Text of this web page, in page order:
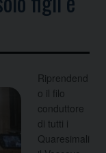
Riprendend
o il filo
conduttore
di tutti i
Quaresimali